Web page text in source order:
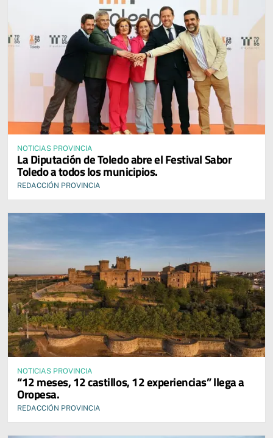
NOTICIAS PROVINCIA
La Diputación de Toledo abre el Festival Sabor
Toledo a todos los municipios.
REDACCIÓN PROVINCIA
NOTICIAS PROVINCIA
“12 meses, 12 castillos, 12 experiencias” llega a
Oropesa.
REDACCIÓN PROVINCIA